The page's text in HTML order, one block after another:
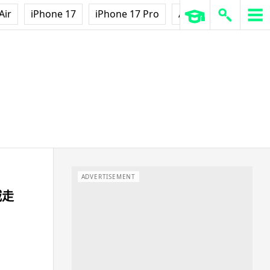
iPhone 17 iPhone 17 Pro AirPods Pro 3
ADVERTISEMENT